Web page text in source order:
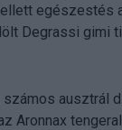
egészestés
Degrassi gimi
ausztrál
Aronnax